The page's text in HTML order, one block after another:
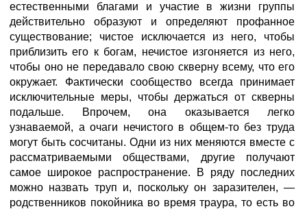
естественными благами и участие в жизни группы
действительно образуют и определяют профанное
существование; чистое исключается из него, чтобы
приблизить его к богам, нечистое изгоняется из него,
чтобы оно не передавало свою скверну всему, что его
окружает. Фактически сообщество всегда принимает
исключительные меры, чтобы держаться от скверны
подальше. Впрочем, она оказывается легко
узнаваемой, а очаги нечистого в общем-то без труда
могут быть сосчитаны. Одни из них меняются вместе с
рассматриваемыми обществами, другие получают
самое широкое распространение. В ряду последних
можно назвать труп и, поскольку он заразителен, —
родственников покойника во время траура, то есть во